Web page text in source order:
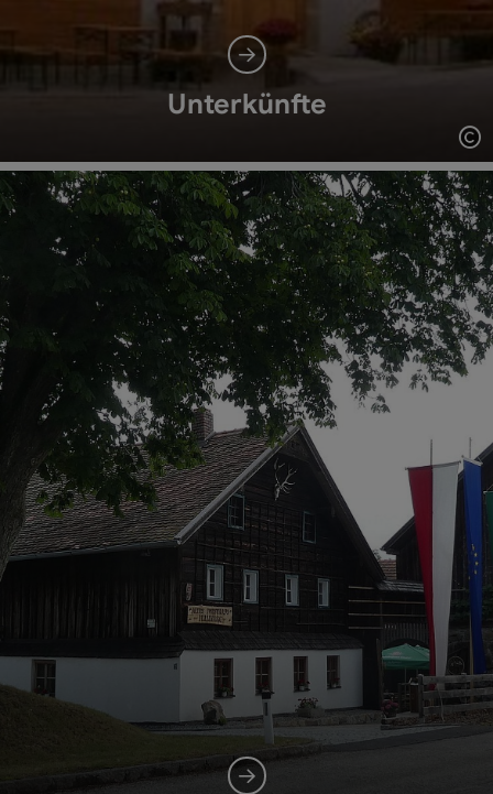
Unterkünfte